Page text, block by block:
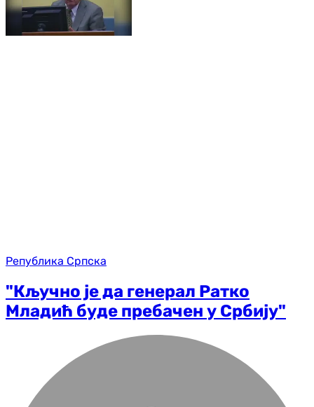
Република Српска
"Кључно је да генерал Ратко
Младић буде пребачен у Србију"